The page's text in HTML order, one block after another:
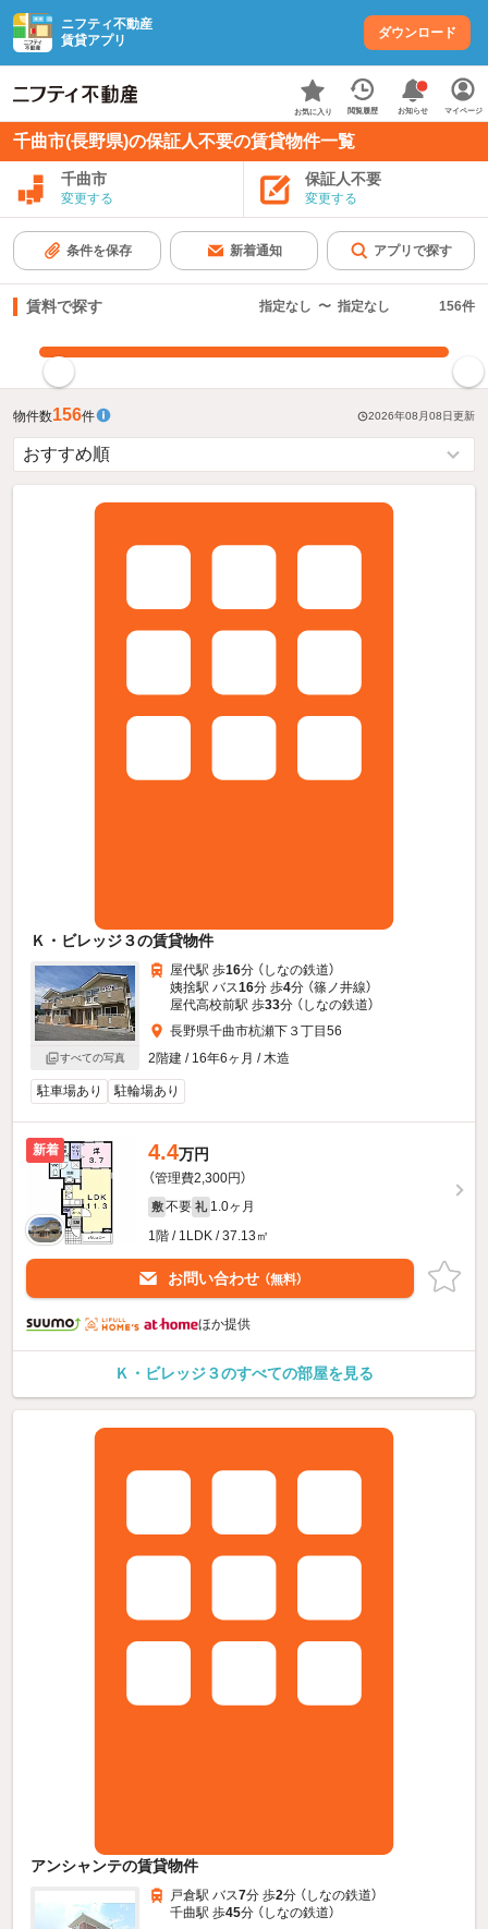
ニフティ不動産
賃貸アプリ
ダウンロード
お気に入り 閲覧履歴 お知らせ マイページ
千曲市(長野県)の保証人不要の賃貸物件一覧
千曲市
変更する
保証人不要
変更する
条件を保存 新着通知 アプリで探す
賃料で探す 指定なし 〜 指定なし 156件
物件数156件 2026年08月08日更新
Ｋ・ビレッジ３の賃貸物件
すべての写真
屋代駅 歩16分 （しなの鉄道）
姨捨駅 バス16分 歩4分 （篠ノ井線）
屋代高校前駅 歩33分 （しなの鉄道）
長野県千曲市杭瀬下３丁目56
2階建 / 16年6ヶ月 / 木造
駐車場あり 駐輪場あり
新着 4.4万円
（管理費2,300円）
敷 不要 礼 1.0ヶ月
1階 / 1LDK / 37.13㎡
お問い合わせ （無料）
ほか提供
Ｋ・ビレッジ３のすべての部屋を見る
アンシャンテの賃貸物件
戸倉駅 バス7分 歩2分 （しなの鉄道）
千曲駅 歩45分 （しなの鉄道）